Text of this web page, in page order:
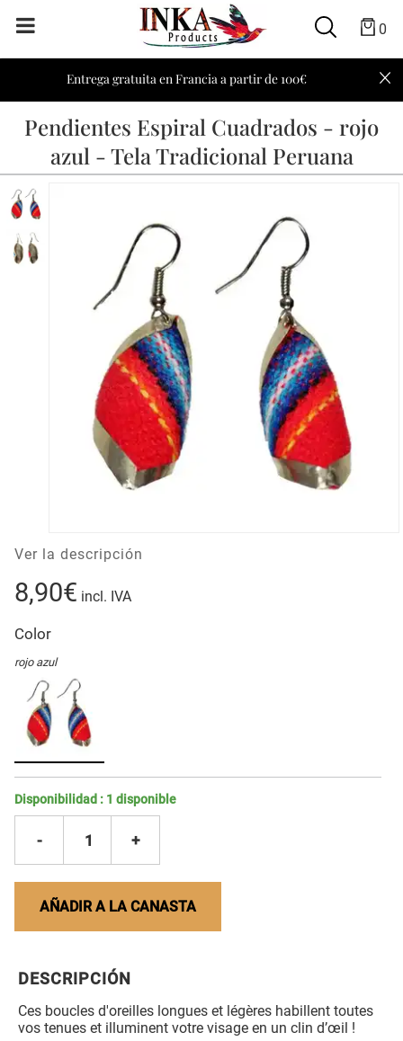
0
Entrega gratuita en Francia a partir de 100€
Pendientes Espiral Cuadrados - rojo
azul - Tela Tradicional Peruana
Ver la descripción
8,90€ incl. IVA
Color
rojo azul
Disponibilidad : 1 disponible
- 1 +
AÑADIR A LA CANASTA
DESCRIPCIÓN
Ces boucles d'oreilles longues et légères habillent toutes
vos tenues et illuminent votre visage en un clin d’œil !